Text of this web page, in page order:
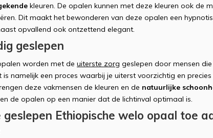
kleuren. De opalen kunnen met deze kleuren ook de
Dit maakt het bewonderen van deze opalen een
opvallend ook ontzettend elegant.
geslepen
worden met de uiterste zorg geslepen door mensen
is namelijk een proces waarbij je uiterst voorzichtig en precies
deze vakmensen de kleuren en de natuurlijke
de opalen op een manier dat de lichtinval optimaal is.
geslepen Ethiopische welo opaal toe